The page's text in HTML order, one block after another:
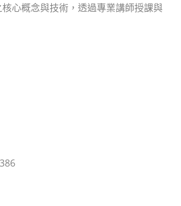
心概念與技術，透過專業講師授課與